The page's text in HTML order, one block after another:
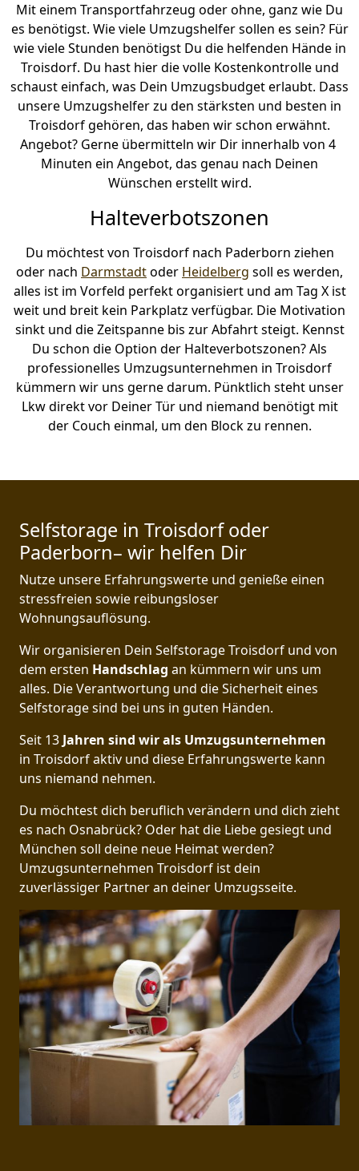
Mit einem Transportfahrzeug oder ohne, ganz wie Du
es benötigst. Wie viele Umzugshelfer sollen es sein? Für
wie viele Stunden benötigst Du die helfenden Hände in
Troisdorf. Du hast hier die volle Kostenkontrolle und
schaust einfach, was Dein Umzugsbudget erlaubt. Dass
unsere Umzugshelfer zu den stärksten und besten in
Troisdorf gehören, das haben wir schon erwähnt.
Angebot? Gerne übermitteln wir Dir innerhalb von 4
Minuten ein Angebot, das genau nach Deinen
Wünschen erstellt wird.
Halteverbotszonen
Du möchtest von Troisdorf nach Paderborn ziehen
oder nach Darmstadtoder Heidelberg soll es werden,
alles ist im Vorfeld perfekt organisiert und am Tag X ist
weit und breit kein Parkplatz verfügbar. Die Motivation
sinkt und die Zeitspanne bis zur Abfahrt steigt. Kennst
Du schon die Option der Halteverbotszonen? Als
professionelles Umzugsunternehmen in Troisdorf
kümmern wir uns gerne darum. Pünktlich steht unser
Lkw direkt vor Deiner Tür und niemand benötigt mit
der Couch einmal, um den Block zu rennen.
Selfstorage in Troisdorf oder
Paderborn– wir helfen Dir
Nutze unsere Erfahrungswerte und genieße einen
stressfreien sowie reibungsloser
Wohnungsauflösung.
Wir organisieren Dein Selfstorage Troisdorf und von
dem ersten Handschlag an kümmern wir uns um
alles. Die Verantwortung und die Sicherheit eines
Selfstorage sind bei uns in guten Händen.
Seit 13 Jahren sind wir als Umzugsunternehmen
in Troisdorf aktiv und diese Erfahrungswerte kann
uns niemand nehmen.
Du möchtest dich beruflich verändern und dich zieht
es nach Osnabrück? Oder hat die Liebe gesiegt und
München soll deine neue Heimat werden?
Umzugsunternehmen Troisdorf ist dein
zuverlässiger Partner an deiner Umzugsseite.